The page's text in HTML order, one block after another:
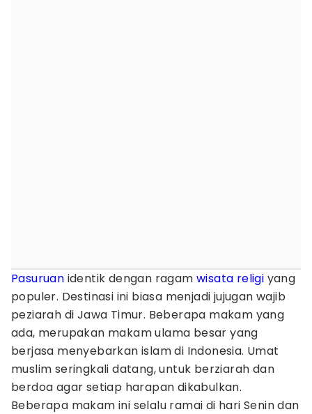
Pasuruan identik dengan ragamwisata religi yang
populer. Destinasi ini biasa menjadi jujugan wajib
peziarah di Jawa Timur. Beberapa makam yang
ada, merupakan makam ulama besar yang
berjasa menyebarkan islam di Indonesia. Umat
muslim seringkali datang, untuk berziarah dan
berdoa agar setiap harapan dikabulkan.
Beberapa makam ini selalu ramai di hari Senin dan